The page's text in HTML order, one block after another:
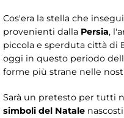
Cos'era la stella che
provenienti dalla Persia,
piccola e sperduta città di
oggi in questo periodo
forme più strane nelle
Sarà un pretesto per tutti
simboli del Natale